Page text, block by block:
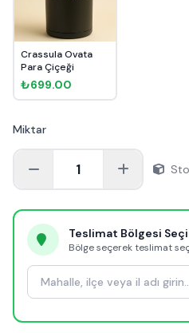
Crassula Ovata
Para Çiçeği
₺699.00
Miktar
1
Teslimat Bölgesi
Bölge seçerek teslimat